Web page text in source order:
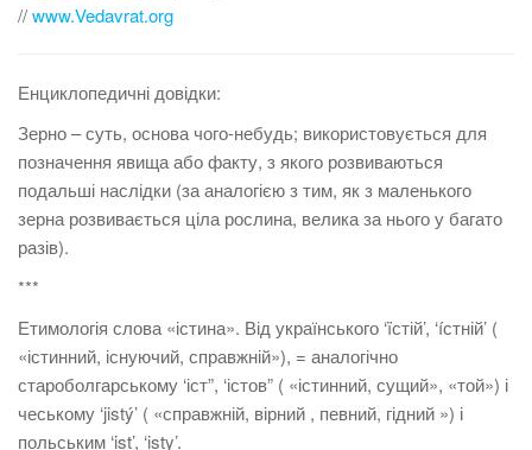
//www.Vedavrat.org
Енциклопедичні довідки:
Зерно – суть, основа чого-небудь; використовується для
позначення явища або факту, з якого розвиваються
подальші наслідки (за аналогією з тим, як з маленького
зерна розвивається ціла рослина, велика за нього у багато
разів).
***
Етимологія слова «істина». Від українського ‘ïстій’, ‘íстній’ (
«істинний, існуючий, справжній»), = аналогічно
староболгарському ‘іст”, ‘істов” ( «істинний, сущий», «той») і
чеському ‘jistý’ ( «справжній, вірний , певний, гідний ») і
польським ‘ist’, ‘isty’.